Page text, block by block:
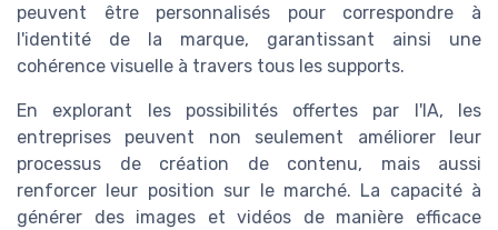
peuvent être personnalisés pour correspondre à
l'identité de la marque, garantissant ainsi une
cohérence visuelle à travers tous les supports.
En explorant les possibilités offertes par l'IA, les
entreprises peuvent non seulement améliorer leur
processus de création de contenu, mais aussi
renforcer leur position sur le marché. La capacité à
générer des images et vidéos de manière efficace